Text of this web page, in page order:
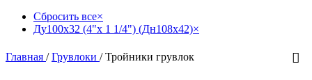
Сбросить все×
Ду100х32 (4"х 1 1/4") (Дн108х42)×
Главная / Грувлоки / Тройники грувлок